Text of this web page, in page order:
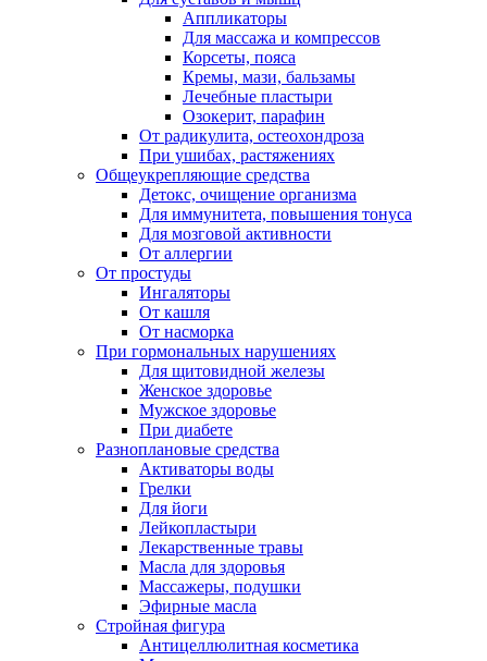
Аппликаторы
Для массажа и компрессов
Корсеты, пояса
Кремы, мази, бальзамы
Лечебные пластыри
Озокерит, парафин
От радикулита, остеохондроза
При ушибах, растяжениях
Общеукрепляющие средства
Детокс, очищение организма
Для иммунитета, повышения тонуса
Для мозговой активности
От аллергии
От простуды
Ингаляторы
От кашля
От насморка
При гормональных нарушениях
Для щитовидной железы
Женское здоровье
Мужское здоровье
При диабете
Разноплановые средства
Активаторы воды
Грелки
Для йоги
Лейкопластыри
Лекарственные травы
Масла для здоровья
Массажеры, подушки
Эфирные масла
Стройная фигура
Антицеллюлитная косметика